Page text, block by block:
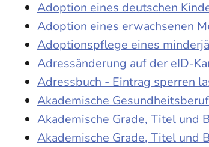
Adoption eines deutschen
Adoption eines erwachsenen
Adoptionspflege eines
Adressänderung auf der eID-
Adressbuch - Eintrag sperren
Akademische
Akademische Grade, Titel und
Akademische Grade, Titel und